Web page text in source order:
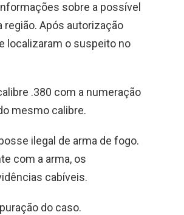
sobre a possível
Após autorização
localizaram o suspeito no
.380 com a numeração
mesmo calibre.
ilegal de arma de fogo.
com a arma, os
cabíveis.
do caso.